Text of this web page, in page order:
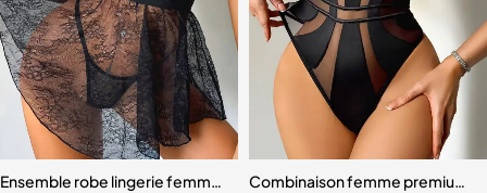
Ensemble robe lingerie femme – Dentelle française avec effet
Combinaison femme premium